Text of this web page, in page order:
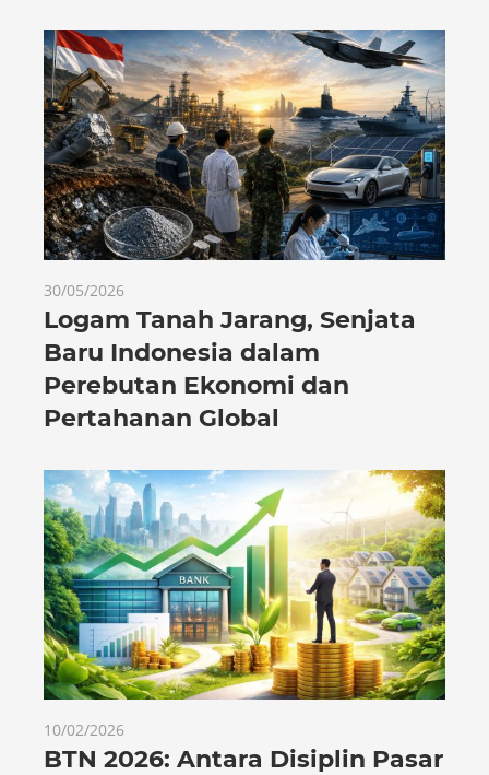
30/05/2026
Logam Tanah Jarang, Senjata
Baru Indonesia dalam
Perebutan Ekonomi dan
Pertahanan Global
10/02/2026
BTN 2026: Antara Disiplin Pasar